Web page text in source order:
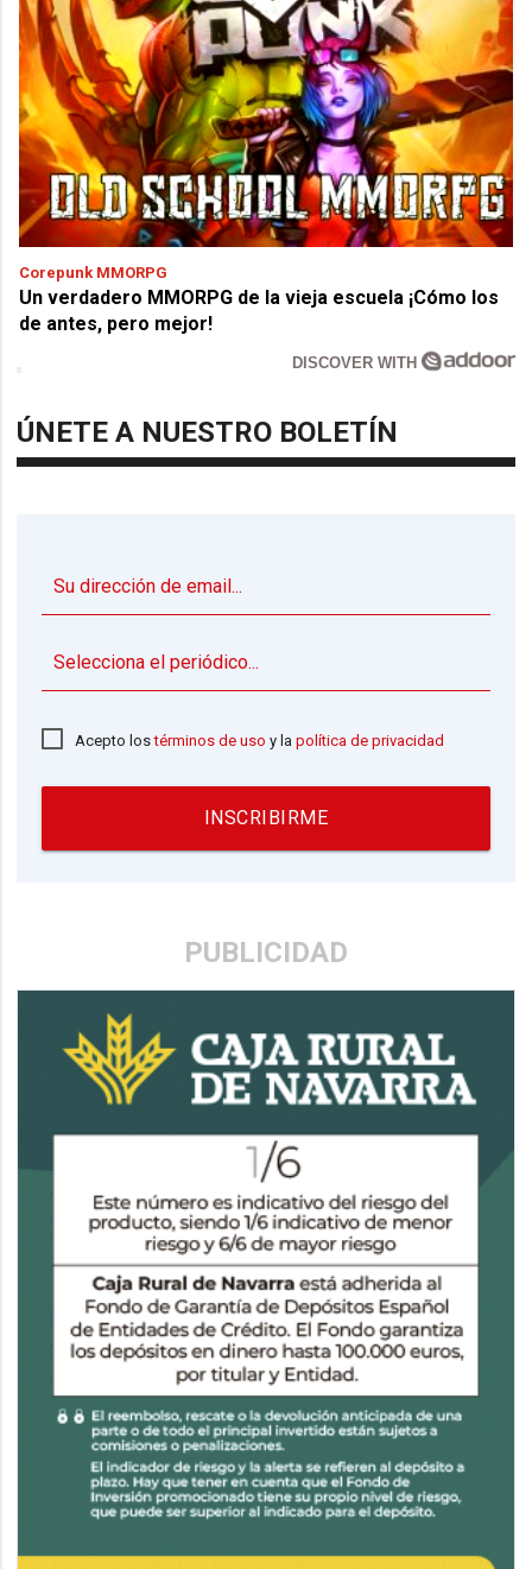
Corepunk MMORPG
Un verdadero MMORPG de la vieja escuela ¡Cómo los
de antes, pero mejor!
DISCOVER WITH
ÚNETE A NUESTRO BOLETÍN
Acepto lostérminos de uso y lapolítica de privacidad
INSCRIBIRME
PUBLICIDAD